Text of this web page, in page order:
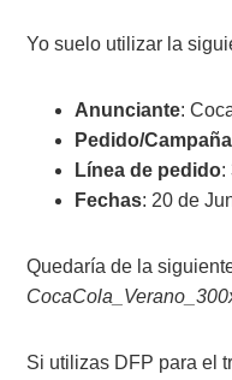
Yo suelo utilizar la
Anunciante:
Pedido/Campaña
Línea de pedido:
Fechas: 20 de
Quedaría de la
Si utilizas DFP para el